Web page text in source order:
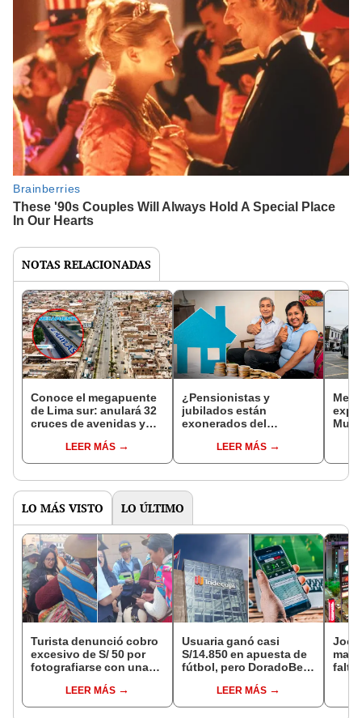
NOTAS RELACIONADAS
Conoce el megapuente
de Lima sur: anulará 32
cruces de avenidas y
hora a solo 20 minutos
LEER MÁS
¿Pensionistas y
jubilados están
exonerados del
completa para NO pagar
este dinero a tu
LEER MÁS
LO MÁS VISTO LO ÚLTIMO
Turista denunció cobro
excesivo de S/ 50 por
fotografiarse con una
Serenazgo recuperó el
dinero
LEER MÁS
Usuaria ganó casi
S/14.850 en apuesta de
fútbol, pero DoradoBet
Indecopi multó a la
empresa con más de S/
LEER MÁS
falta